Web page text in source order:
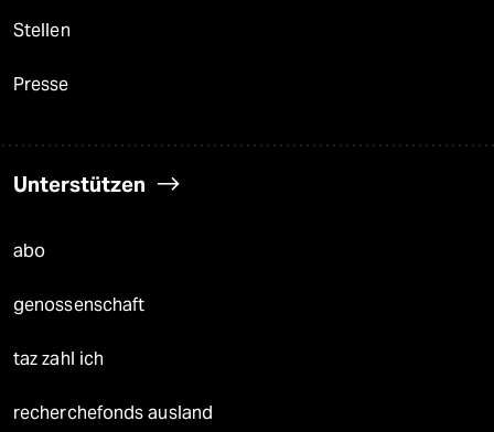
Stellen
Presse
Unterstützen
abo
genossenschaft
taz zahl ich
recherchefonds ausland